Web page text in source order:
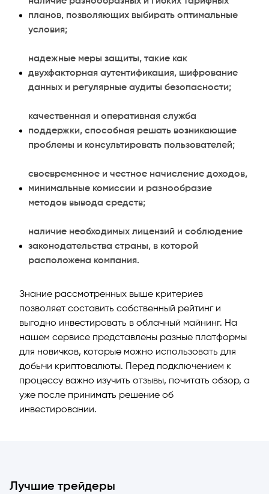
планов, позволяющих выбирать оптимальные
условия;
надежные меры защиты, такие как
двухфакторная аутентификация, шифрование
данных и регулярные аудиты безопасности;
качественная и оперативная служба
поддержки, способная решать возникающие
проблемы и консультировать пользователей;
своевременное и честное начисление доходов,
минимальные комиссии и разнообразие
методов вывода средств;
наличие необходимых лицензий и соблюдение
законодательства страны, в которой
расположена компания.
Знание рассмотренных выше критериев
позволяет составить собственный рейтинг и
выгодно инвестировать в облачный майнинг. На
нашем сервисе представлены разные платформы
для новичков, которые можно использовать для
добычи криптовалюты. Перед подключением к
процессу важно изучить отзывы, почитать обзор, а
уже после принимать решение об
инвестировании.
Лучшие трейдеры